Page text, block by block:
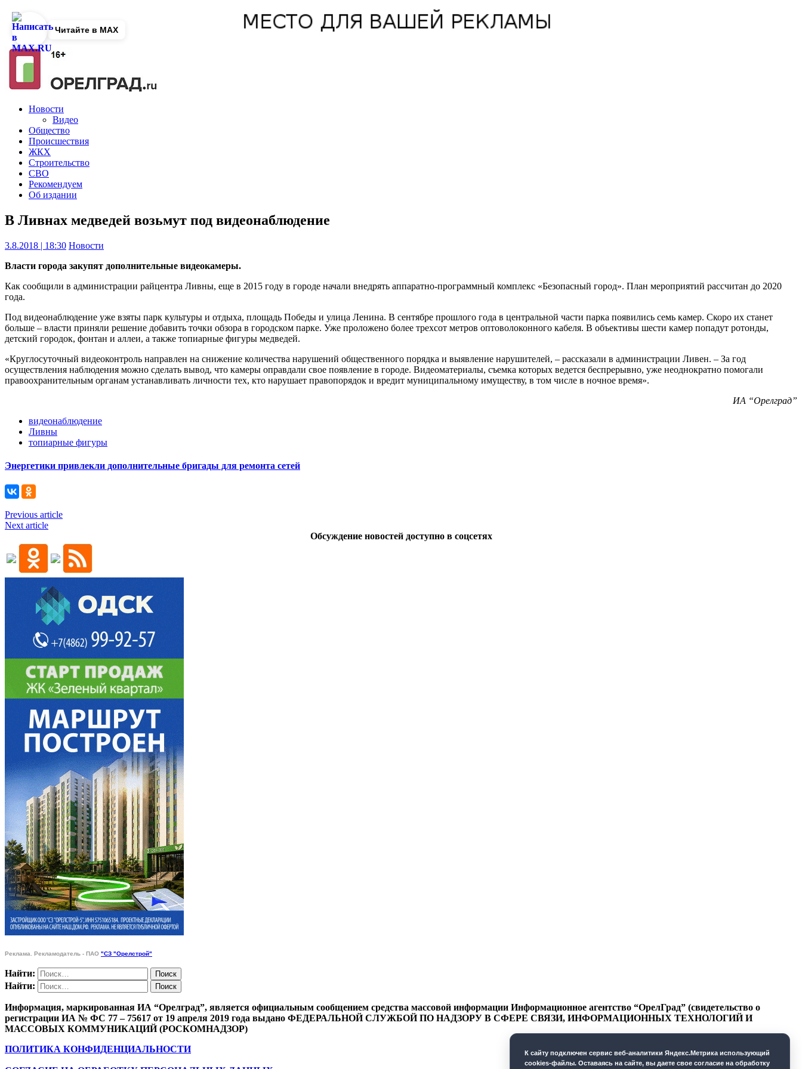
Новости
Видео
Общество
Происшествия
ЖКХ
Строительство
СВО
Рекомендуем
Об издании
В Ливнах медведей возьмут под видеонаблюдение
3.8.2018 | 18:30 Новости
Власти города закупят дополнительные видеокамеры.
Как сообщили в администрации райцентра Ливны, еще в 2015 году в городе начали внедрять аппаратно-программный комплекс «Безопасный город». План мероприятий рассчитан до 2020
года.
Под видеонаблюдение уже взяты парк культуры и отдыха, площадь Победы и улица Ленина. В сентябре прошлого года в центральной части парка появились семь камер. Скоро их станет
больше – власти приняли решение добавить точки обзора в городском парке. Уже проложено более трехсот метров оптоволоконного кабеля. В объективы шести камер попадут ротонды,
детский городок, фонтан и аллеи, а также топиарные фигуры медведей.
«Круглосуточный видеоконтроль направлен на снижение количества нарушений общественного порядка и выявление нарушителей, – рассказали в администрации Ливен. – За год
осуществления наблюдения можно сделать вывод, что камеры оправдали свое появление в городе. Видеоматериалы, съемка которых ведется беспрерывно, уже неоднократно помогали
правоохранительным органам устанавливать личности тех, кто нарушает правопорядок и вредит муниципальному имуществу, в том числе в ночное время».
ИА “Орелград”
видеонаблюдение
Ливны
топиарные фигуры
Энергетики привлекли дополнительные бригады для ремонта сетей
Previous article
Next article
Обсуждение новостей доступно в соцсетях
Реклама. Рекламодатель - ПАО "СЗ "Орелстрой"
Найти:
Найти:
Информация, маркированная ИА “Орелград”, является официальным сообщением средства массовой информации Информационное агентство “ОрелГрад” (свидетельство о
регистрации ИА № ФС 77 – 75617 от 19 апреля 2019 года выдано ФЕДЕРАЛЬНОЙ СЛУЖБОЙ ПО НАДЗОРУ В СФЕРЕ СВЯЗИ, ИНФОРМАЦИОННЫХ ТЕХНОЛОГИЙ И
МАССОВЫХ КОММУНИКАЦИЙ (РОСКОМНАДЗОР)
ПОЛИТИКА КОНФИДЕНЦИАЛЬНОСТИ
Читайте в MAX
К cайту подключен сервис веб-аналитики Яндекс.Метрика использующий
cookies-файлы. Оставаясь на сайте, вы даете свое согласие на обработку